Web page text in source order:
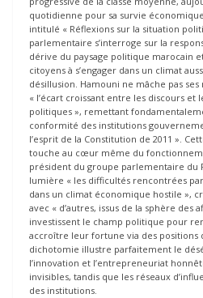
quotidienne pour sa survie
intitulé « Réflexions sur la situation
parlementaire s’interroge sur la
dérive du paysage politique marocain
citoyens à s’engager dans un climat
désillusion. Hamouni ne mâche pas ses
« l’écart croissant entre les discours et
politiques », remettant
conformité des institutions
l’esprit de la Constitution de 2011 ».
touche au cœur même du
président du groupe parlementaire du
lumière « les difficultés rencontrées
dans un climat économique hostile »,
avec « d’autres, issus de la sphère des
investissent le champ politique pour
accroître leur fortune via des positions
dichotomie illustre parfaitement le
l’innovation et l’entrepreneuriat
invisibles, tandis que les réseaux
des institutions.